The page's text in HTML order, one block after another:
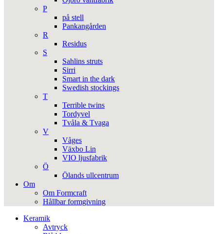
P
på stell
Pankangården
R
Residus
S
Sahlins struts
Sirri
Smart in the dark
Swedish stockings
T
Terrible twins
Tordyvel
Tvåla & Tvaga
V
Våges
Växbo Lin
VIO ljusfabrik
Ö
Ölands ullcentrum
Om
Om Formcraft
Hållbar formgivning
Keramik
Avtryck